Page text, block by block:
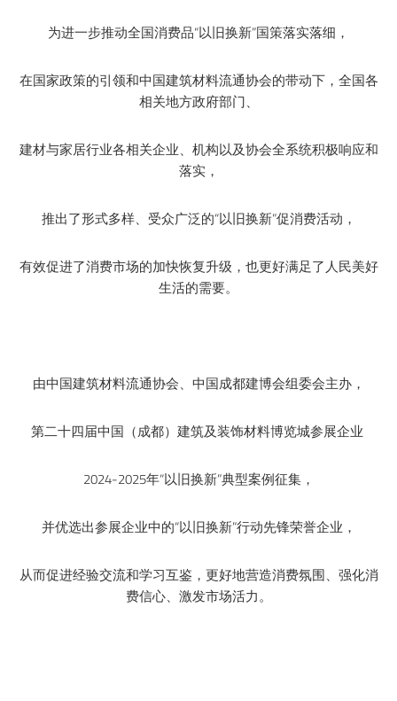
为进一步推动全国消费品“以旧换新”国策落实落细，
在国家政策的引领和中国建筑材料流通协会的带动下，全国各
相关地方政府部门、
建材与家居行业各相关企业、机构以及协会全系统积极响应和
落实，
推出了形式多样、受众广泛的“以旧换新”促消费活动，
有效促进了消费市场的加快恢复升级，也更好满足了人民美好
生活的需要。
由中国建筑材料流通协会、中国成都建博会组委会主办，
第二十四届中国（成都）建筑及装饰材料博览城参展企业
2024-2025年“以旧换新”典型案例征集，
并优选出参展企业中的“以旧换新”行动先锋荣誉企业，
从而促进经验交流和学习互鉴，更好地营造消费氛围、强化消
费信心、激发市场活力。